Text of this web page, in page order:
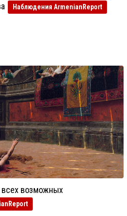
Наблюдения ArmenianReport
возможных